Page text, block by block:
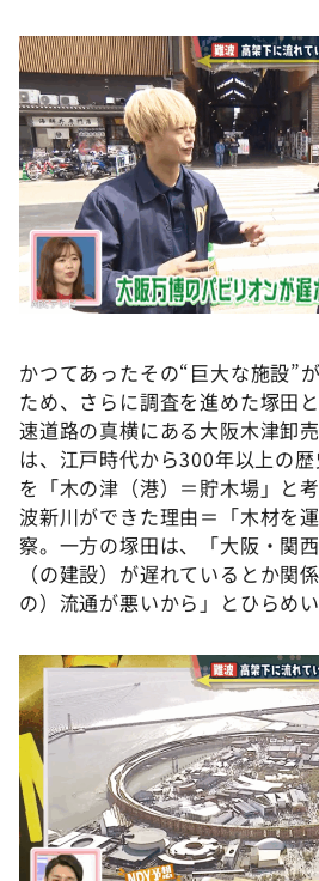
かつてあったその“巨大な施設”
ため、さらに調査を進めた塚田
速道路の真横にある大阪木津卸
は、江戸時代から300年以上の
を「木の津（港）＝貯木場」と
波新川ができた理由＝「木材を
察。一方の塚田は、「大阪・関
（の建設）が遅れているとか
の）流通が悪いから」とひらめい